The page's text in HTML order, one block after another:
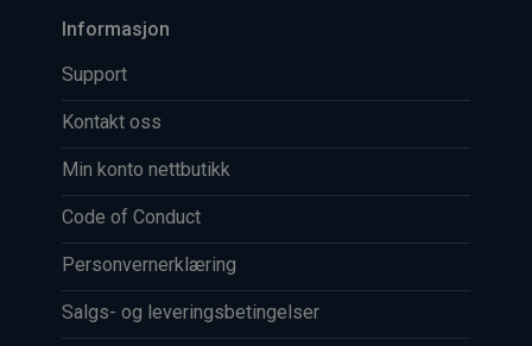
Informasjon
Support
Kontakt oss
Min konto nettbutikk
Code of Conduct
Personvernerklæring
Salgs- og leveringsbetingelser